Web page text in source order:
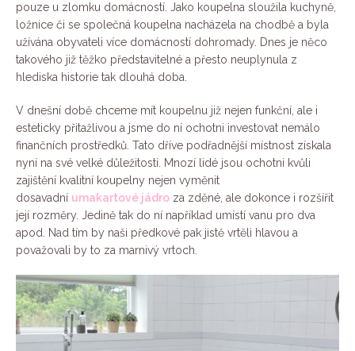
pouze u zlomku domácností. Jako koupelna sloužila kuchyně,
ložnice či se společná koupelna nacházela na chodbě a byla
užívána obyvateli více domácností dohromady. Dnes je něco
takového již těžko představitelné a přesto neuplynula z
hlediska historie tak dlouhá doba.
V dnešní době chceme mít koupelnu již nejen funkční, ale i
esteticky přitažlivou a jsme do ní ochotni investovat nemálo
finančních prostředků. Tato dříve podřadnější místnost získala
nyní na své velké důležitosti. Mnozí lidé jsou ochotni kvůli
zajištění kvalitní koupelny nejen vyměnit
dosavadní umakartové jádro za zděné, ale dokonce i rozšířit
její rozměry. Jedině tak do ní například umístí vanu pro dva
apod. Nad tím by naši předkové pak jistě vrtěli hlavou a
považovali by to za marnivý vrtoch.